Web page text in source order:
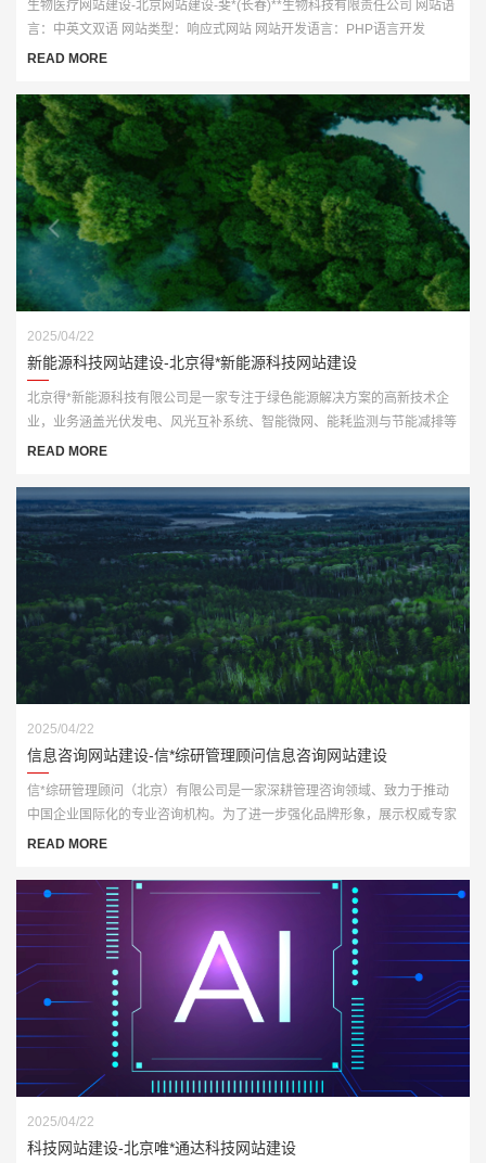
生物医疗网站建设-北京网站建设-斐*(长春)**生物科技有限责任公司 网站语
言：中英文双语 网站类型：响应式网站 网站开发语言：PHP语言开发
READ MORE
2025/04/22
新能源科技网站建设-北京得*新能源科技网站建设
北京得*新能源科技有限公司是一家专注于绿色能源解决方案的高新技术企
业，业务涵盖光伏发电、风光互补系统、智能微网、能耗监测与节能减排等
多个板块。为顺应“双碳”战略发展要求，公司亟需打造一个具备行业专业性
READ MORE
2025/04/22
信息咨询网站建设-信*综研管理顾问信息咨询网站建设
信*综研管理顾问（北京）有限公司是一家深耕管理咨询领域、致力于推动
中国企业国际化的专业咨询机构。为了进一步强化品牌形象，展示权威专家
资源与咨询成果，客户委托我们打造一套全新官网平台，实现从品牌传播到
READ MORE
2025/04/22
科技网站建设-北京唯*通达科技网站建设